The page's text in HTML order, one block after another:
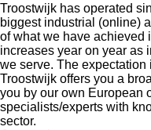
Troostwijk has operated
biggest industrial (online)
of what we have achieved
increases year on year as
we serve. The
Troostwijk offers you a
you by our own European
specialists/experts with
sector.